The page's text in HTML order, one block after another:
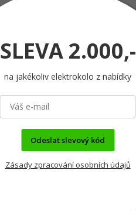
SLEVA 2.000,-
na jakékoliv elektrokolo z nabídky
Odeslat slevový kód
Zásady zpracování osobních údajů